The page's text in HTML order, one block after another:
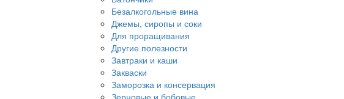
Безалкогольные вина
Джемы, сиропы и соки
Для проращивания
Другие полезности
Завтраки и каши
Закваски
Заморозка и консервация
Зерновые и бобовые